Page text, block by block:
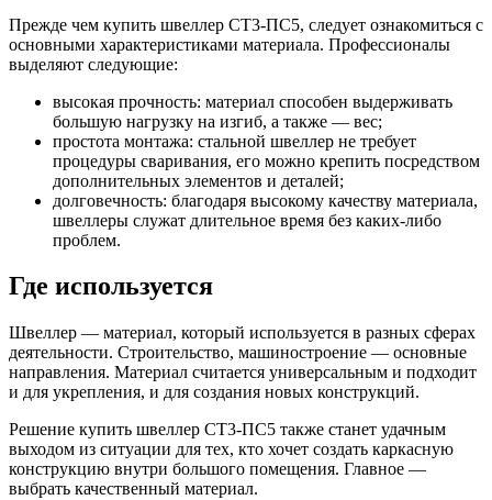
Прежде чем купить швеллер СТ3-ПС5, следует ознакомиться с
основными характеристиками материала. Профессионалы
выделяют следующие:
высокая прочность: материал способен выдерживать
большую нагрузку на изгиб, а также — вес;
простота монтажа: стальной швеллер не требует
процедуры сваривания, его можно крепить посредством
дополнительных элементов и деталей;
долговечность: благодаря высокому качеству материала,
швеллеры служат длительное время без каких-либо
проблем.
Где используется
Швеллер — материал, который используется в разных сферах
деятельности. Строительство, машиностроение — основные
направления. Материал считается универсальным и подходит
и для укрепления, и для создания новых конструкций.
Решение купить швеллер СТ3-ПС5 также станет удачным
выходом из ситуации для тех, кто хочет создать каркасную
конструкцию внутри большого помещения. Главное —
выбрать качественный материал.